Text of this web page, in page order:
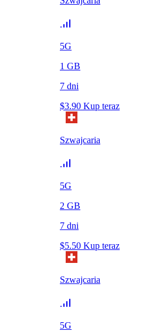
5G
1 GB
7 dni
$3.90 Kup teraz
Szwajcaria
5G
2 GB
7 dni
$5.50 Kup teraz
Szwajcaria
5G